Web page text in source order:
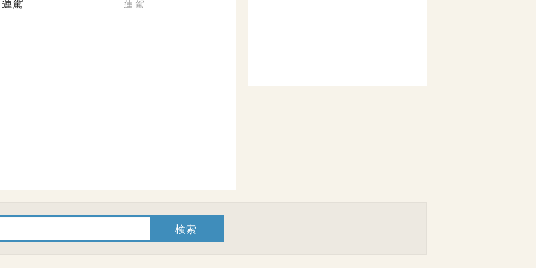
蓮駕 蓮 駕